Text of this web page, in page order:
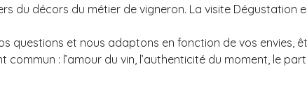
du décors du métier de vigneron. La visite
questions et nous adaptons en fonction de vos envies,
commun : l’amour du vin, l’authenticité du moment, le